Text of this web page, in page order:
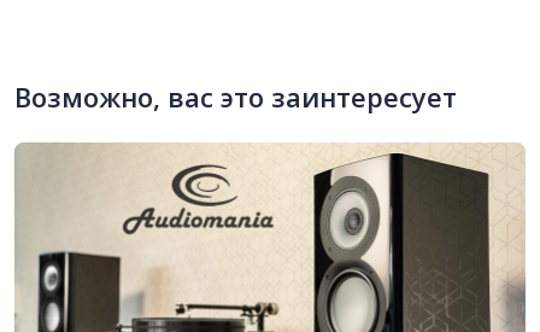
Возможно, вас это заинтересует